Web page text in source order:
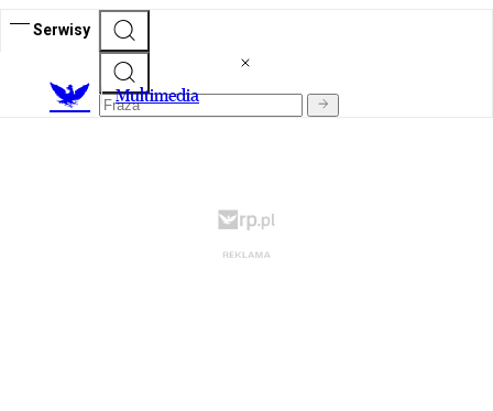
Serwisy
Multimedia